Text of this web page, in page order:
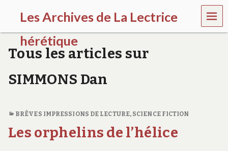
Les Archives de La Lectrice
hérétique
(
0
-
2
0
2
MEN
U
Tous les articles sur
SIMMONS Dan
BRÈVES IMPRESSIONS DE LECTURE, SCIENCE FICTION
Les orphelins de l’hélice